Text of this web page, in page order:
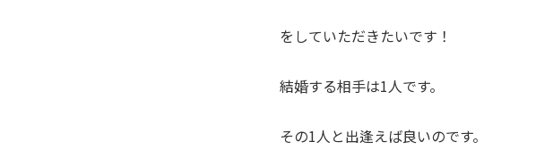
をしていただきたいです！
結婚する相手は1人です。
その1人と出逢えば良いのです。